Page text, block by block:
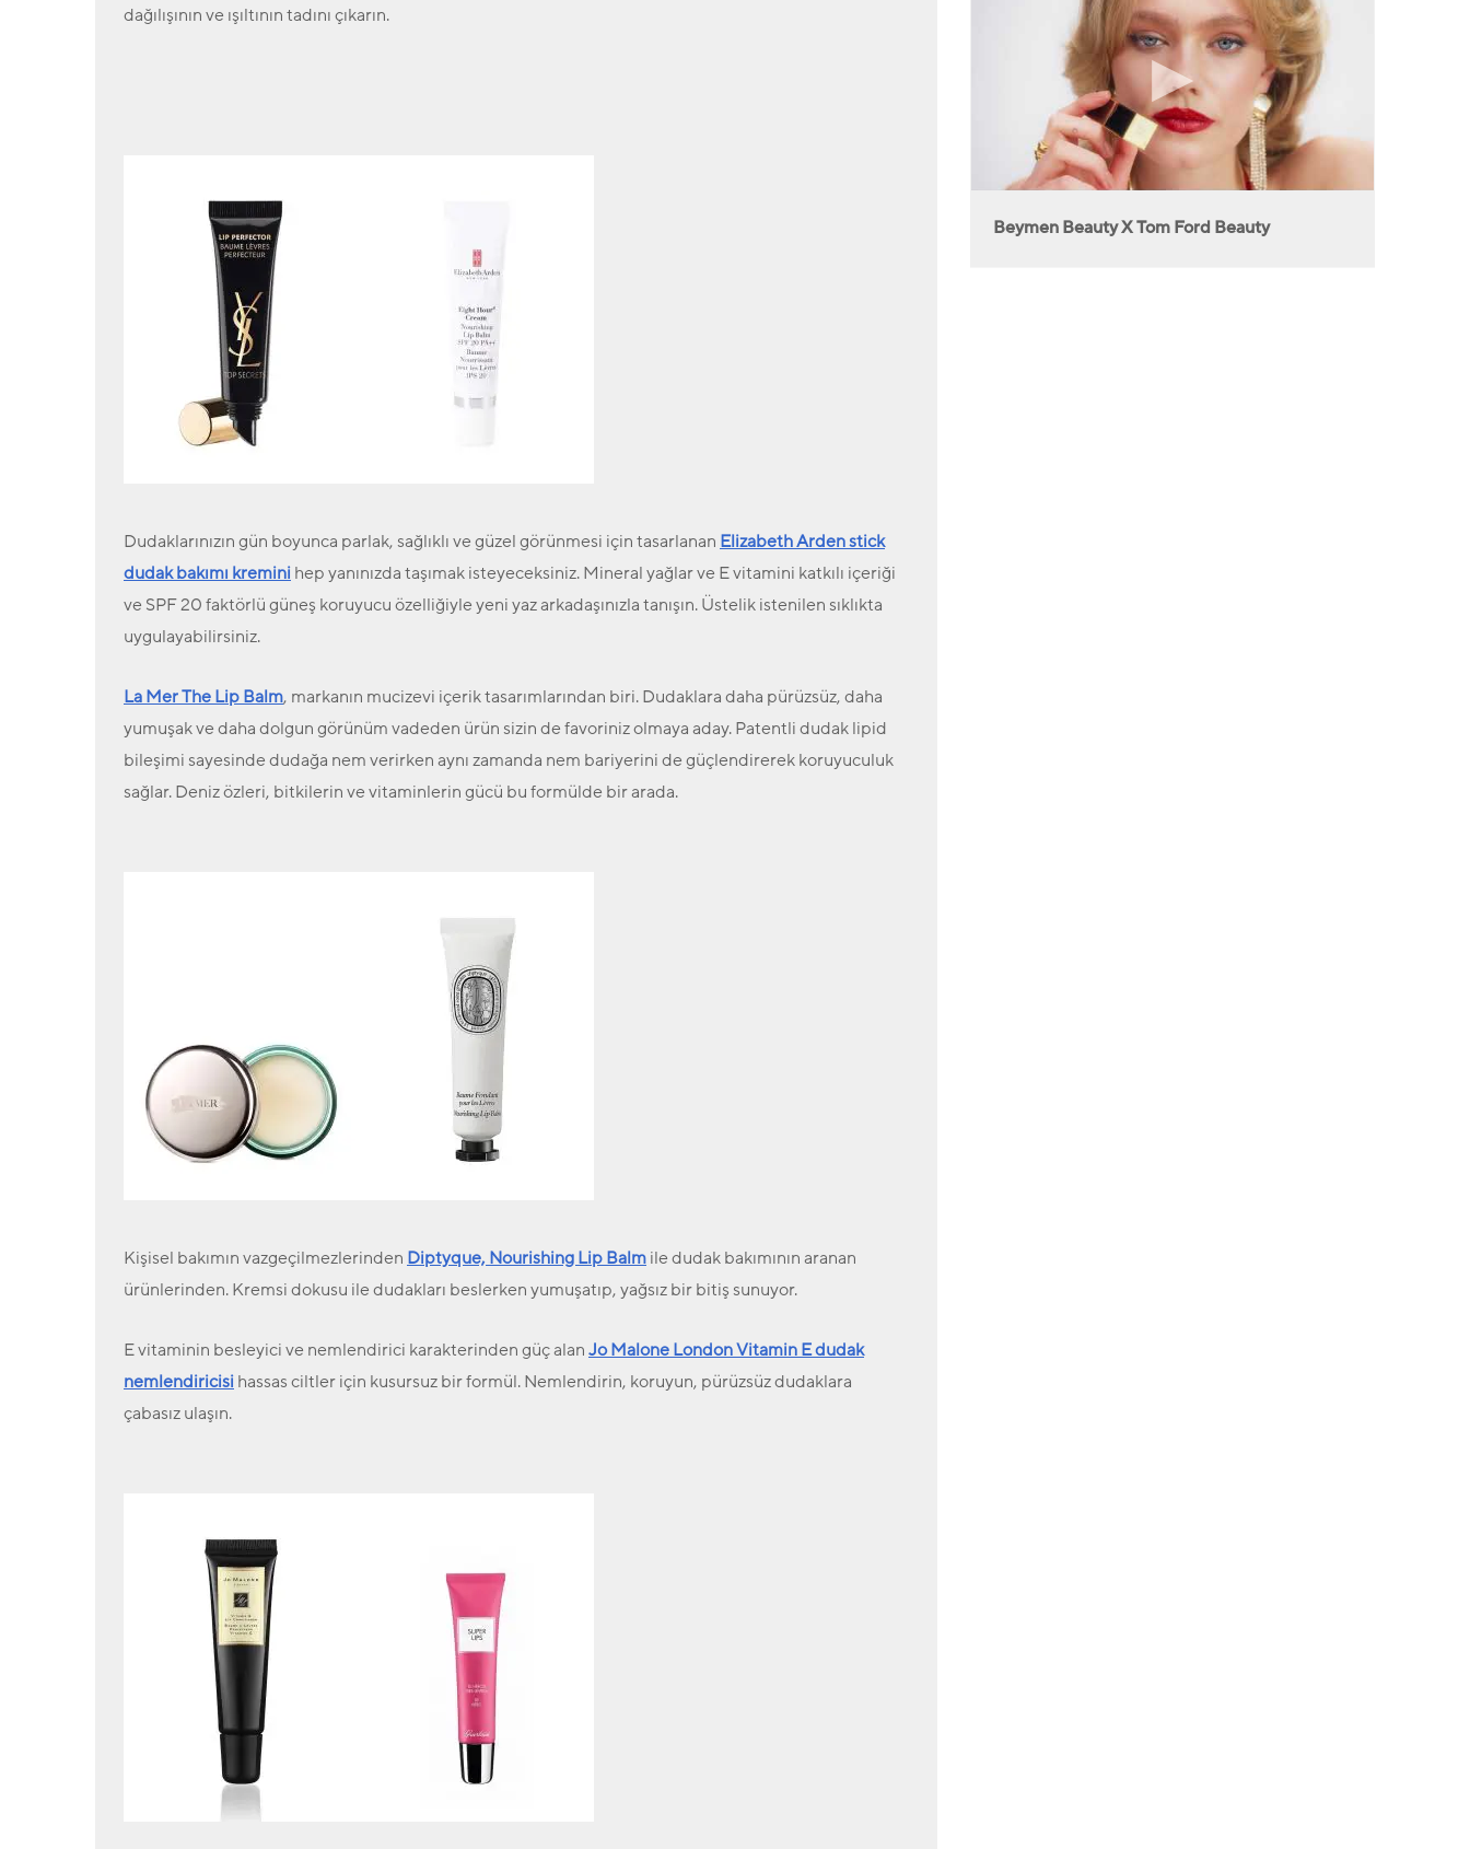
dağılışının ve ışıltının tadını çıkarın.
Dudaklarınızın gün boyunca parlak, sağlıklı ve güzel görünmesi için tasarlanan Elizabeth Arden stick
dudak bakımı kreminihep yanınızda taşımak isteyeceksiniz. Mineral yağlar ve E vitamini katkılı içeriği
ve SPF 20 faktörlü güneş koruyucu özelliğiyle yeni yaz arkadaşınızla tanışın. Üstelik istenilen sıklıkta
uygulayabilirsiniz.
La Mer The Lip Balm, markanın mucizevi içerik tasarımlarından biri. Dudaklara daha pürüzsüz, daha
yumuşak ve daha dolgun görünüm vadeden ürün sizin de favoriniz olmaya aday. Patentli dudak lipid
bileşimi sayesinde dudağa nem verirken aynı zamanda nem bariyerini de güçlendirerek koruyuculuk
sağlar. Deniz özleri, bitkilerin ve vitaminlerin gücü bu formülde bir arada.
Kişisel bakımın vazgeçilmezlerinden Diptyque, Nourishing Lip Balmile dudak bakımının aranan
ürünlerinden.Kremsi dokusu ile dudakları beslerken yumuşatıp, yağsız bir bitiş sunuyor.
E vitaminin besleyici ve nemlendirici karakterinden güç alanJo Malone LondonVitamin E dudak
nemlendiricisihassas ciltler için kusursuz bir formül. Nemlendirin, koruyun, pürüzsüz dudaklara
çabasız ulaşın.
Beymen Beauty X Tom Ford Beauty